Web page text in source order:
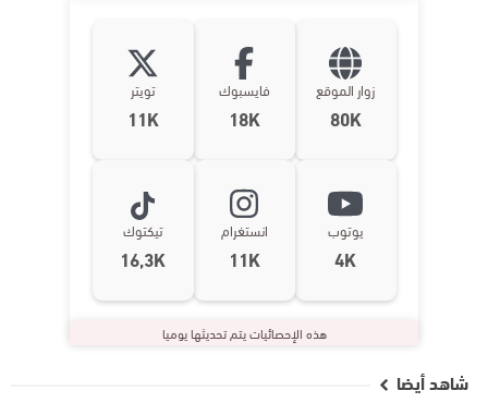
زوار الموقع
80K
فايسبوك
18K
تويتر
11K
يوتوب
4K
انستغرام
11K
تيكتوك
16,3K
هذه الإحصائيات يتم تحديثها يوميا
شاهد أيضا